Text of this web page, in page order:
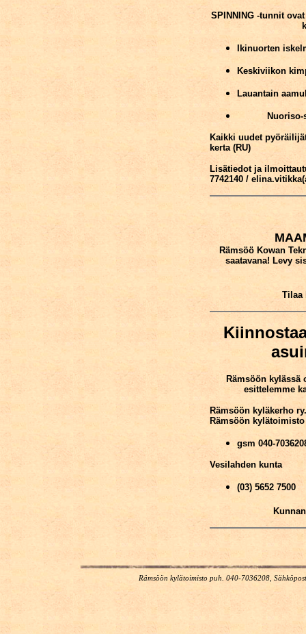
SPINNING -tunnit
Ikinuorten
Keskiviikon
Lauantain
Kaikki uudet
kerta (RU)
Lisätiedot ja
7742140 /
Rämsöö Kowan
saatavana! Levy
Tilaa
Rämsöön kylässä
esittelemme
Rämsöön kyläkerho ry.
Rämsöön kylätoimisto
gsm 040-
Vesilahden kunta
(03) 5652 7500
Rämsöön kylätoimisto puh. 040-7036208,